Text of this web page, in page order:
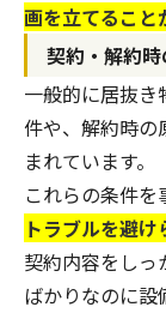
画を立てること
契約・解約
一般的に居抜
件や、解約時の
まれています。
これらの条件を
トラブルを避け
契約内容をし
ばかりなのに